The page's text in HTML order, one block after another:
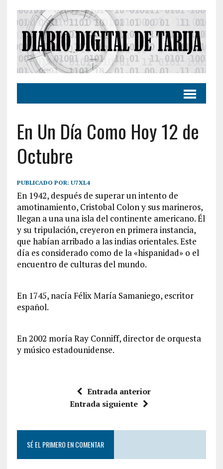
En Un Día Como Hoy 12 de
Octubre
PUBLICADO POR: U7XL4
En 1942, después de superar un intento de
amotinamiento, Cristobal Colon y sus marineros,
llegan a una una isla del continente americano. Él
y su tripulación, creyeron en primera instancia,
que habían arribado a las indias orientales. Este
día es considerado como de la «hispanidad» o el
encuentro de culturas del mundo.
En 1745, nacía Félix María Samaniego, escritor
español.
En 2002 moría Ray Conniff, director de orquesta
y músico estadounidense.
Entrada anterior
Entrada siguiente
SÉ EL PRIMERO EN COMENTAR